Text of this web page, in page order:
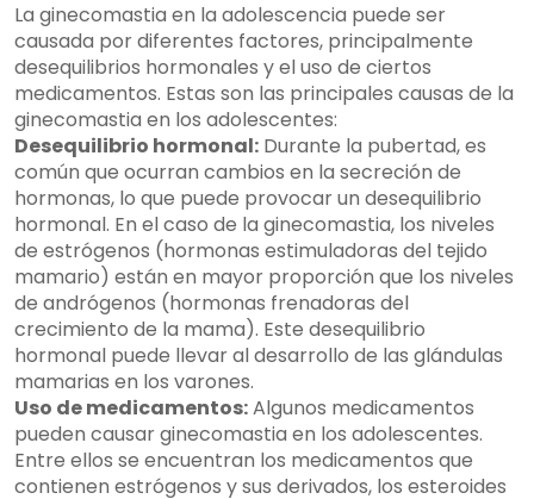
La ginecomastia en la adolescencia puede ser
causada por diferentes factores, principalmente
desequilibrios hormonales y el uso de ciertos
medicamentos. Estas son las principales causas de la
ginecomastia en los adolescentes:
Desequilibrio hormonal: Durante la pubertad, es
común que ocurran cambios en la secreción de
hormonas, lo que puede provocar un desequilibrio
hormonal. En el caso de la ginecomastia, los niveles
de estrógenos (hormonas estimuladoras del tejido
mamario) están en mayor proporción que los niveles
de andrógenos (hormonas frenadoras del
crecimiento de la mama). Este desequilibrio
hormonal puede llevar al desarrollo de las glándulas
mamarias en los varones.
Uso de medicamentos:Algunos medicamentos
pueden causar ginecomastia en los adolescentes.
Entre ellos se encuentran los medicamentos que
contienen estrógenos y sus derivados, los esteroides